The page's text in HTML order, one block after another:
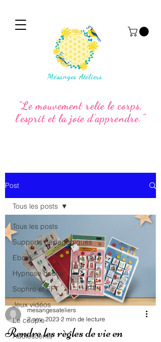
Mésanges Atéliers
“Le mouvement relie le corps,
l’esprit et la joie d’apprendre.”
Post
Tous les posts
Supports pédagogiques
Ebook
Hypnose douce
Sophro et EFT
Jeux vidéos
Le couple
Adolescents
Tous les posts
Rendre les règles de vie en
mesangesateliers
2 nov. 2023 2 min de lecture